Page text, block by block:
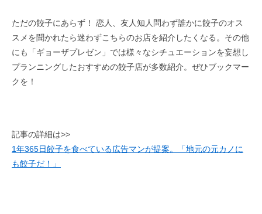
ただの餃子にあらず！ 恋人、友人知人問わず誰かに餃子のオス
スメを聞かれたら迷わずこちらのお店を紹介したくなる。その他
にも「ギョーザプレゼン」では様々なシチュエーションを妄想し
プランニングしたおすすめの餃子店が多数紹介。ぜひブックマー
クを！
記事の詳細は>>
1年365日餃子を食べている広告マンが提案。「地元の元カノに
も餃子だ！」